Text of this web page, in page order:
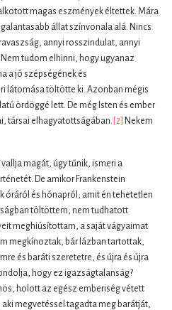
magas eszmények éltettek. Mára
állat színvonala alá. Nincs
annyi rosszindulat, annyi
tudom elhinni, hogy ugyanaz
a jó szépségének és
látomása töltötte ki. Azonban mégis
ördöggé lett. De még Isten és ember
társai elhagyatottságában. [2] Nekem
magát, úgy tűnik, ismeri a
De amikor Frankenstein
óráról és hónapról, amit én tehetetlen
töltöttem, nem tudhatott
meghiúsítottam, a saját vágyaimat
megkínoztak, bár lázban tartottak,
és baráti szeretetre, és újra és újra
hogy ez igazságtalanság?
holott az egész emberiség vétett
megvetéssel tagadta meg barátját,